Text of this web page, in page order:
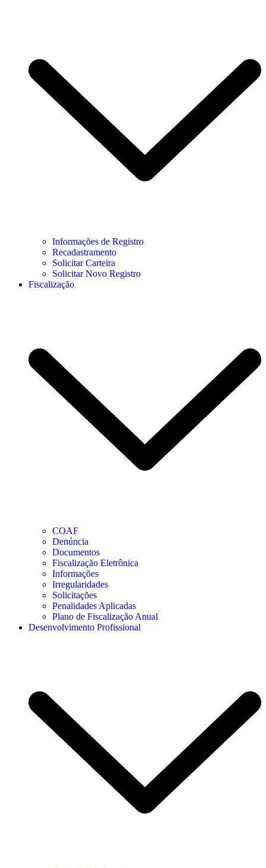
Informações de Registro
Recadastramento
Solicitar Carteira
Solicitar Novo Registro
Fiscalização
COAF
Denúncia
Documentos
Fiscalização Eletrônica
Informações
Irregularidades
Solicitações
Penalidades Aplicadas
Plano de Fiscalização Anual
Desenvolvimento Profissional